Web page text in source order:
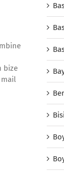
bize
mail